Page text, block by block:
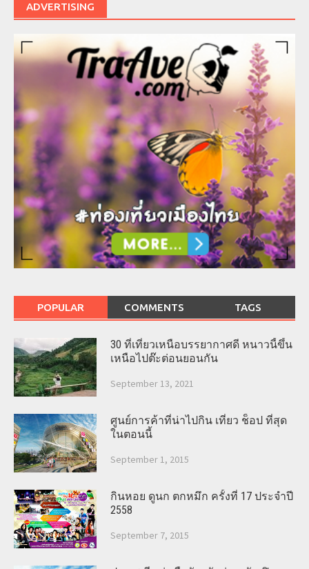
ADVERTISING
POPULAR COMMENTS TAGS
30 ที่เที่ยวเหนือบรรยากาศดี หนาวนี้ขึ้น
เหนือไปต๊ะต่อนยอนกัน
September 13, 2021
ศูนย์การค้าที่น่าไปกิน เที่ยว ช็อป ที่สุด
ในตอนนี้
September 1, 2015
กินหอย ดูนก ตกหมึก ครั้งที่ 17 ประจำปี
2558
September 7, 2015